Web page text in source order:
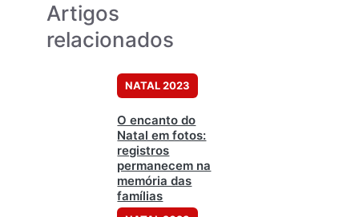
Artigos
relacionados
NATAL 2023
O encanto do
Natal em fotos:
registros
permanecem na
memória das
famílias